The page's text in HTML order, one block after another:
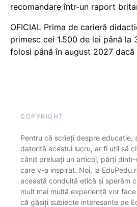
recomandare într-un raport
OFICIAL Prima de carieră
primesc cei 1.500 de lei până la
folosi până în august 2027 dacă
COPYRIGHT
Pentru că scrieți despre educație,
datorită acestui lucru, ar fi util să
când preluați un articol, părți
care v-a inspirat. Noi, la
această conduită etică și sperăm
mult mai multă experiență vor
că găsiți subiecte interesante pe